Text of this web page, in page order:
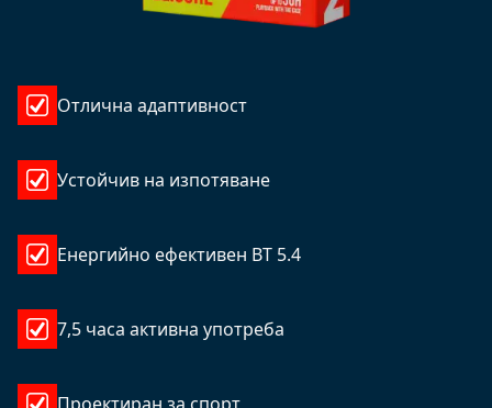
Отлична адаптивност
Устойчив на изпотяване
Енергийно ефективен BT 5.4
7,5 часа активна употреба